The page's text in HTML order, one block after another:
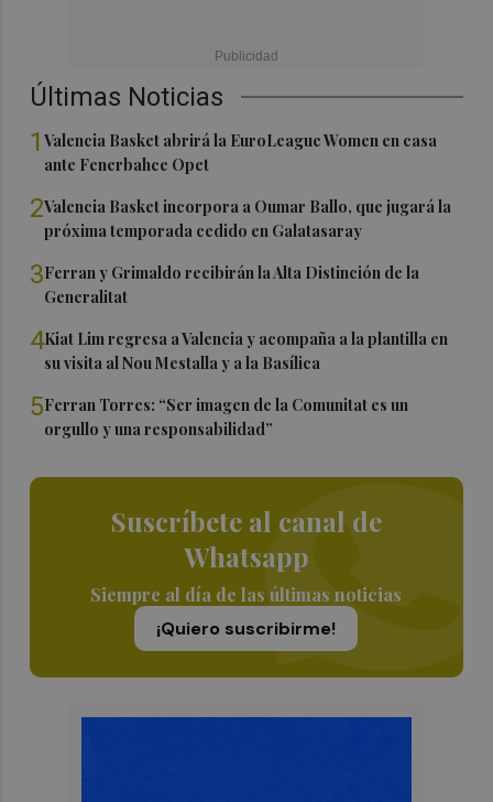
Últimas Noticias
1Valencia Basket abrirá la EuroLeague Women en casa
ante Fenerbahce Opet
2Valencia Basket incorpora a Oumar Ballo, que jugará la
próxima temporada cedido en Galatasaray
3Ferran y Grimaldo recibirán la Alta Distinción de la
Generalitat
4Kiat Lim regresa a Valencia y acompaña a la plantilla en
su visita al Nou Mestalla y a la Basílica
5Ferran Torres: “Ser imagen de la Comunitat es un
orgullo y una responsabilidad”
Suscríbete al canal de
Whatsapp
Siempre al día de las últimas noticias
¡Quiero suscribirme!